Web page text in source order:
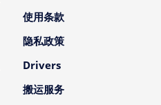
使用条款
隐私政策
Drivers
搬运服务